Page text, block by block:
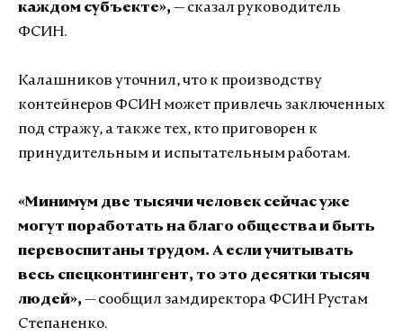
каждом субъекте», — сказал руководитель
ФСИН.
Калашников уточнил, что к производству
контейнеров ФСИН может привлечь заключенных
под стражу, а также тех, кто приговорен к
принудительным и испытательным работам.
«Минимум две тысячи человек сейчас уже
могут поработать на благо общества и быть
перевоспитаны трудом. А если учитывать
весь спецконтингент, то это десятки тысяч
людей», — сообщил замдиректора ФСИН Рустам
Степаненко.